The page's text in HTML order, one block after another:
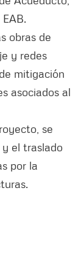
obras de
y redes
mitigación
asociados al
se
y el traslado
por la